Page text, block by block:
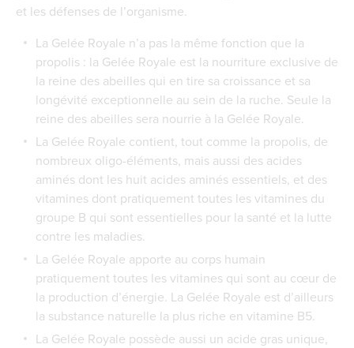
et les défenses de l’organisme.
La Gelée Royale n’a pas la même fonction que la
propolis : la Gelée Royale est la nourriture exclusive de
la reine des abeilles qui en tire sa croissance et sa
longévité exceptionnelle au sein de la ruche. Seule la
reine des abeilles sera nourrie à la Gelée Royale.
La Gelée Royale contient, tout comme la propolis, de
nombreux oligo-éléments, mais aussi des acides
aminés dont les huit acides aminés essentiels, et des
vitamines dont pratiquement toutes les vitamines du
groupe B qui sont essentielles pour la santé et la lutte
contre les maladies.
La Gelée Royale apporte au corps humain
pratiquement toutes les vitamines qui sont au cœur de
la production d’énergie. La Gelée Royale est d’ailleurs
la substance naturelle la plus riche en vitamine B5.
La Gelée Royale possède aussi un acide gras unique,